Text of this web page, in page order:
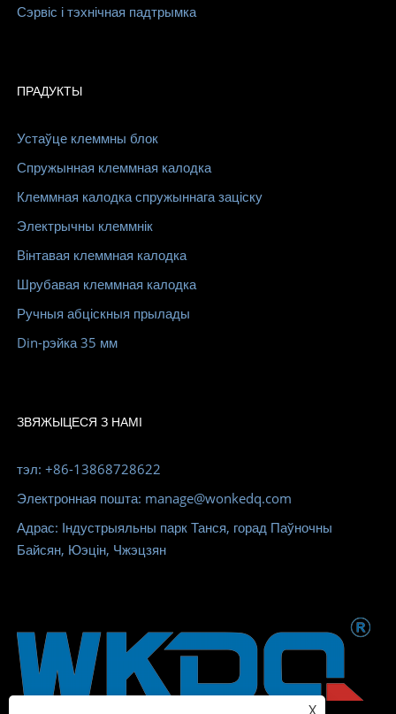
Сэрвіс і тэхнічная падтрымка
ПРАДУКТЫ
Устаўце клеммны блок
Спружынная клеммная калодка
Клеммная калодка спружыннага заціску
Электрычны клеммнік
Вінтавая клеммная калодка
Шрубавая клеммная калодка
Ручныя абціскныя прылады
Din-рэйка 35 мм
ЗВЯЖЫЦЕСЯ З НАМІ
тэл: +86-13868728622
Электронная пошта: manage@wonkedq.com
Адрас: Індустрыяльны парк Танся, горад Паўночны
Байсян, Юэцін, Чжэцзян